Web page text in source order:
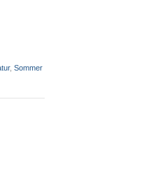
, Sommer